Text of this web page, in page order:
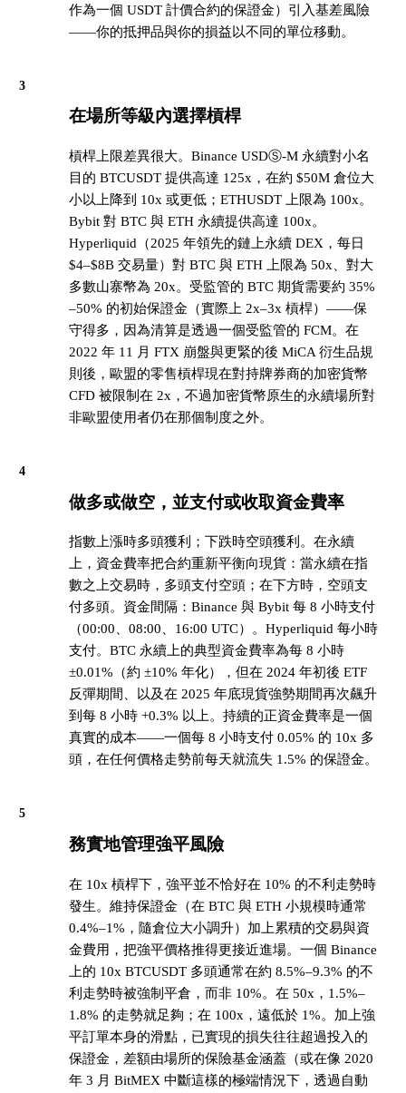
作為一個 USDT 計價合約的保證金）引入基差風險
——你的抵押品與你的損益以不同的單位移動。
3
在場所等級內選擇槓桿
槓桿上限差異很大。Binance USDⓈ-M 永續對小名
目的 BTCUSDT 提供高達 125x，在約 $50M 倉位大
小以上降到 10x 或更低；ETHUSDT 上限為 100x。
Bybit 對 BTC 與 ETH 永續提供高達 100x。
Hyperliquid（2025 年領先的鏈上永續 DEX，每日
$4–$8B 交易量）對 BTC 與 ETH 上限為 50x、對大
多數山寨幣為 20x。受監管的 BTC 期貨需要約 35%
–50% 的初始保證金（實際上 2x–3x 槓桿）——保
守得多，因為清算是透過一個受監管的 FCM。在
2022 年 11 月 FTX 崩盤與更緊的後 MiCA 衍生品規
則後，歐盟的零售槓桿現在對持牌券商的加密貨幣
CFD 被限制在 2x，不過加密貨幣原生的永續場所對
非歐盟使用者仍在那個制度之外。
4
做多或做空，並支付或收取資金費率
指數上漲時多頭獲利；下跌時空頭獲利。在永續
上，資金費率把合約重新平衡向現貨：當永續在指
數之上交易時，多頭支付空頭；在下方時，空頭支
付多頭。資金間隔：Binance 與 Bybit 每 8 小時支付
（00:00、08:00、16:00 UTC）。Hyperliquid 每小時
支付。BTC 永續上的典型資金費率為每 8 小時
±0.01%（約 ±10% 年化），但在 2024 年初後 ETF
反彈期間、以及在 2025 年底現貨強勢期間再次飆升
到每 8 小時 +0.3% 以上。持續的正資金費率是一個
真實的成本——一個每 8 小時支付 0.05% 的 10x 多
頭，在任何價格走勢前每天就流失 1.5% 的保證金。
5
務實地管理強平風險
在 10x 槓桿下，強平並不恰好在 10% 的不利走勢時
發生。維持保證金（在 BTC 與 ETH 小規模時通常
0.4%–1%，隨倉位大小調升）加上累積的交易與資
金費用，把強平價格推得更接近進場。一個 Binance
上的 10x BTCUSDT 多頭通常在約 8.5%–9.3% 的不
利走勢時被強制平倉，而非 10%。在 50x，1.5%–
1.8% 的走勢就足夠；在 100x，遠低於 1%。加上強
平訂單本身的滑點，已實現的損失往往超過投入的
保證金，差額由場所的保險基金涵蓋（或在像 2020
年 3 月 BitMEX 中斷這樣的極端情況下，透過自動